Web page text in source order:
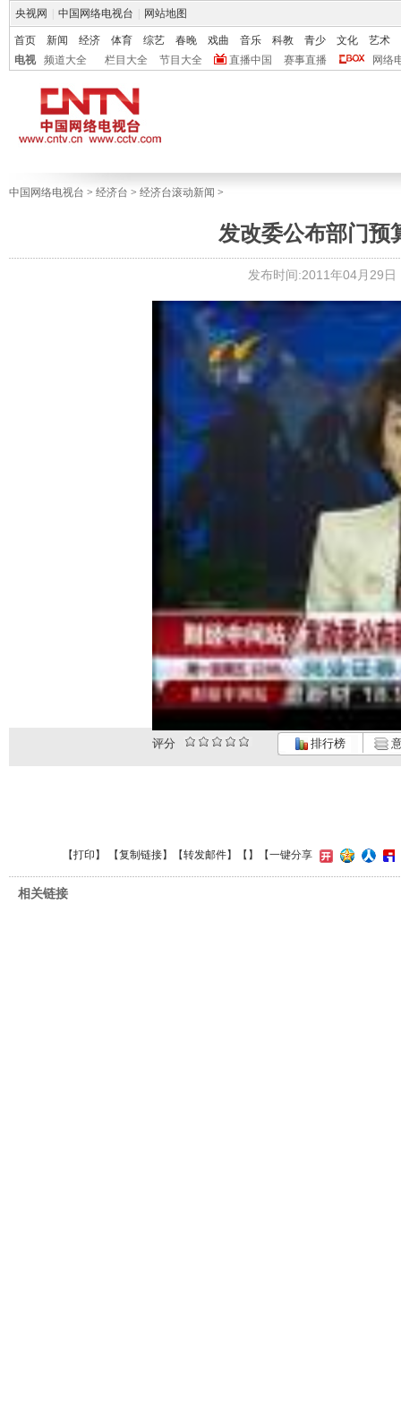
央视网 中国网络电视台 网站地图
首页 新闻 经济 体育 综艺 春晚 戏曲 音乐 科教 青少 文化
艺术
电视
频道大全 栏目大全 节目大全 直播中国 赛事直播 网络
中国网络电视台 > 经济台 > 经济台滚动新闻 >
发改委公布部门预
发布时间:2011年04月29
评分 排行榜
【打印 】 【复制链接】【转发邮件】【 】 【一键分享
相关链接